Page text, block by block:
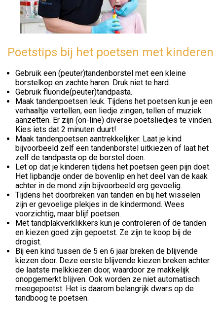
Poetstips bij het poetsen met kinderen
Gebruik een (peuter)tandenborstel met een kleine
borstelkop en zachte haren. Druk niet te hard.
Gebruik fluoride(peuter)tandpasta.
Maak tandenpoetsen leuk. Tijdens het poetsen kun je een
verhaaltje vertellen, een liedje zingen, tellen of muziek
aanzetten. Er zijn (on-line) diverse poetsliedjes te vinden.
Kies iets dat 2 minuten duurt!
Maak tandenpoetsen aantrekkelijker. Laat je kind
bijvoorbeeld zelf een tandenborstel uitkiezen of laat het
zelf de tandpasta op de borstel doen.
Let op dat je kinderen tijdens het poetsen geen pijn doet.
Het lipbandje onder de bovenlip en het deel van de kaak
achter in de mond zijn bijvoorbeeld erg gevoelig.
Tijdens het doorbreken van tanden en bij het wisselen
zijn er gevoelige plekjes in de kindermond. Wees
voorzichtig, maar blijf poetsen.
Met tandplakverklikkers kun je controleren of de tanden
en kiezen goed zijn gepoetst. Ze zijn te koop bij de
drogist.
Bij een kind tussen de 5 en 6 jaar breken de blijvende
kiezen door. Deze eerste blijvende kiezen breken achter
de laatste melkkiezen door, waardoor ze makkelijk
onopgemerkt blijven. Ook worden ze niet automatisch
meegepoetst. Het is daarom belangrijk dwars op de
tandboog te poetsen.